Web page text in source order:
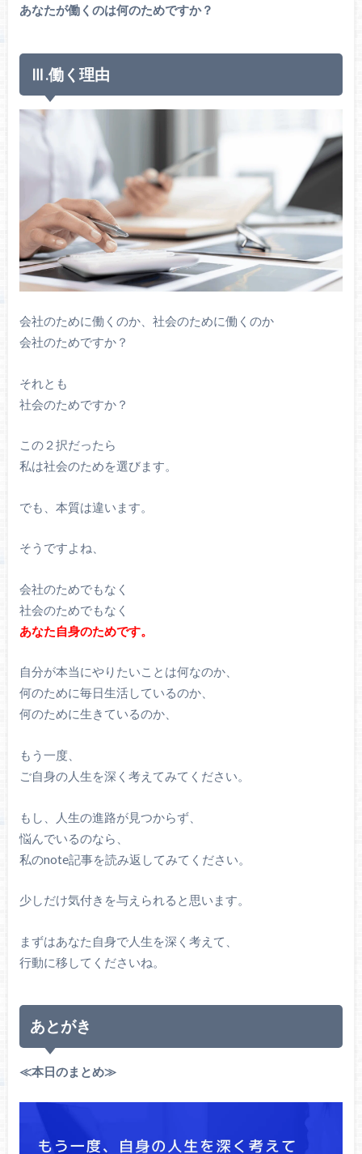
あなたが働くのは何のためですか？
Ⅲ.働く理由
会社のために働くのか、社会のために働くのか
会社のためですか？
それとも
社会のためですか？
この２択だったら
私は社会のためを選びます。
でも、本質は違います。
そうですよね、
会社のためでもなく
社会のためでもなく
あなた自身のためです。
自分が本当にやりたいことは何なのか、
何のために毎日生活しているのか、
何のために生きているのか、
もう一度、
ご自身の人生を深く考えてみてください。
もし、人生の進路が見つからず、
悩んでいるのなら、
私のnote記事を読み返してみてください。
少しだけ気付きを与えられると思います。
まずはあなた自身で人生を深く考えて、
行動に移してくださいね。
あとがき
≪本日のまとめ≫